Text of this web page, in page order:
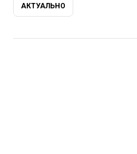
АКТУАЛЬНО